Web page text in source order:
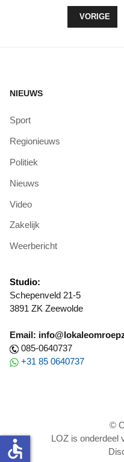
VORIG
VORIGE
NIEUWS
Sport
Regionieuws
Politiek
Nieuws
Video
Zakelijk
Weerbericht
Studio:
Schepenveld 21-5
3891 ZK Zeewolde
Email:
085-0640737
+31 85 0640737
©
LOZ is onderdeel
accessible